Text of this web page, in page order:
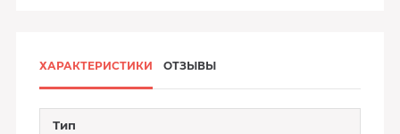
ХАРАКТЕРИСТИКИ ОТЗЫВЫ
Тип